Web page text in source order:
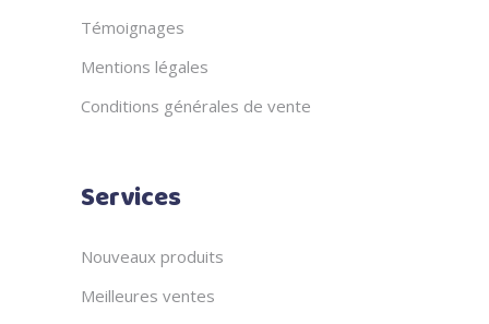
Témoignages
Mentions légales
Conditions générales de vente
Services
Nouveaux produits
Meilleures ventes